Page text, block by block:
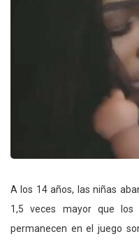
A los 14 años, las niñas
1,5 veces mayor que los
permanecen en el juego